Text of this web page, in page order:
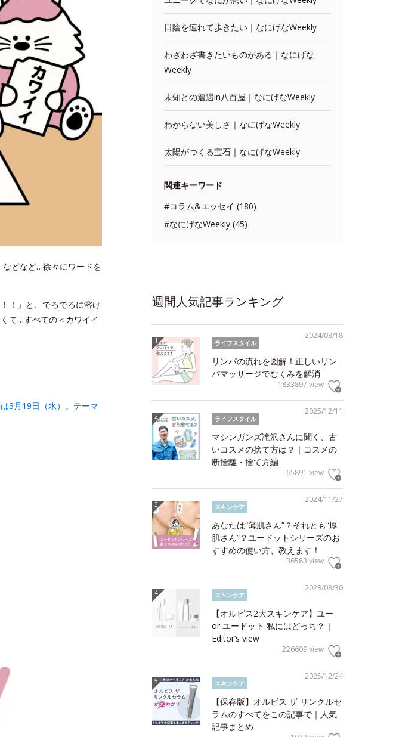
どなど…徐々にワードを
！」と、でろでろに溶け
て…すべての＜カワイイ
3月19日（水）。テーマ
日陰を連れて歩きたい｜なにげなWeekly
わざわざ書きたいものがある｜なにげな
Weekly
未知との遭遇in八百屋｜なにげなWeekly
わからない美しさ｜なにげなWeekly
太陽がつくる宝石｜なにげなWeekly
関連キーワード
#コラム&エッセイ (180)
#なにげなWeekly (45)
週間人気記事ランキング
2024/03/18
ライフスタイル
リンパの流れを図解！正しいリン
パマッサージでむくみを解消
1833897 view
2025/12/11
ライフスタイル
マシンガンズ滝沢さんに聞く、古
いコスメの捨て方は？｜コスメの
断捨離・捨て方編
65891 view
2024/11/27
スキンケア
あなたは“薄肌さん”？それとも“厚
肌さん”？ユードットシリーズのお
すすめの使い方、教えます！
36583 view
2023/08/30
スキンケア
【オルビス2大スキンケア】ユー
or ユードット 私にはどっち？｜
Editor’s view
226609 view
2025/12/24
スキンケア
【保存版】オルビス ザ リンクルセ
ラムのすべてをこの記事で｜人気
記事まとめ